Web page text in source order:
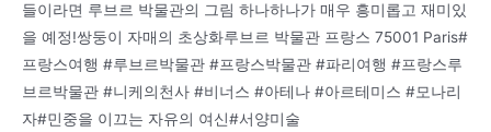
들이라면 루브르 박물관의 그림 하나하나가 매우 흥미롭고 재미있
을 예정!쌍둥이 자매의 초상화루브르 박물관 프랑스 75001 Paris#
프랑스여행 #루브르박물관 #프랑스박물관 #파리여행 #프랑스루
브르박물관 #니케의천사 #비너스 #아테나 #아르테미스 #모나리
자#민중을 이끄는 자유의 여신#서양미술